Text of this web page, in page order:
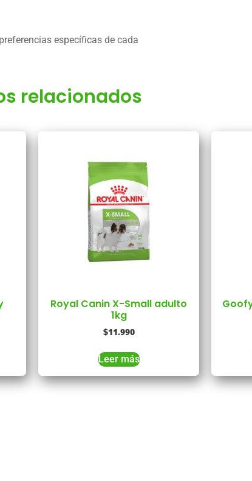
específicas de cada
relacionados
Royal Canin X-Small adulto
1kg
$11.990
Leer más